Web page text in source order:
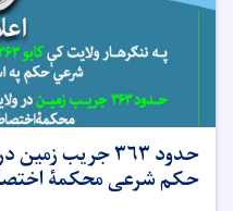
حدود ۳۶۳ جریب
حکم شرعی محکمۀ